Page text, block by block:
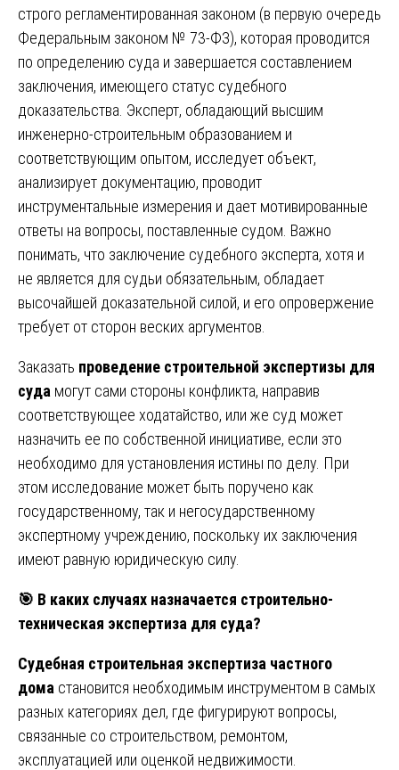
строго регламентированная законом (в первую очередь
Федеральным законом № 73-ФЗ), которая проводится
по определению суда и завершается составлением
заключения, имеющего статус судебного
доказательства. Эксперт, обладающий высшим
инженерно-строительным образованием и
соответствующим опытом, исследует объект,
анализирует документацию, проводит
инструментальные измерения и дает мотивированные
ответы на вопросы, поставленные судом. Важно
понимать, что заключение судебного эксперта, хотя и
не является для судьи обязательным, обладает
высочайшей доказательной силой, и его опровержение
требует от сторон веских аргументов.
Заказать проведение строительной экспертизы для
суда могут сами стороны конфликта, направив
соответствующее ходатайство, или же суд может
назначить ее по собственной инициативе, если это
необходимо для установления истины по делу. При
этом исследование может быть поручено как
государственному, так и негосударственному
экспертному учреждению, поскольку их заключения
имеют равную юридическую силу.
🎯 В каких случаях назначается строительно-
техническая экспертиза для суда?
Судебная строительная экспертиза частного
дома становится необходимым инструментом в самых
разных категориях дел, где фигурируют вопросы,
связанные со строительством, ремонтом,
эксплуатацией или оценкой недвижимости.